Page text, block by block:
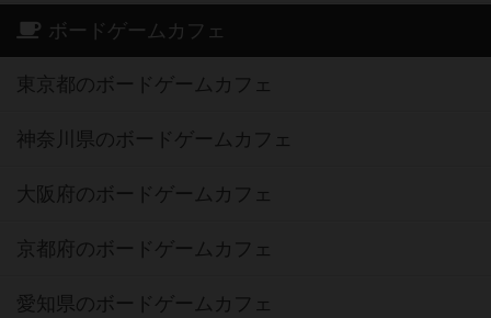
ボードゲームカフェ
東京都のボードゲームカフェ
神奈川県のボードゲームカフェ
大阪府のボードゲームカフェ
京都府のボードゲームカフェ
愛知県のボードゲームカフェ